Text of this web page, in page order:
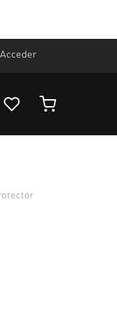
Acceder